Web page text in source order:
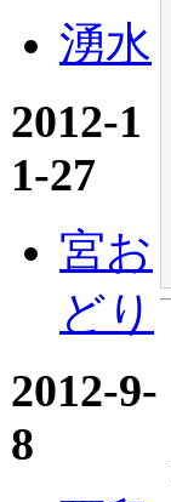
湧水
2012-1
1-27
宮お
どり
2012-9-
8